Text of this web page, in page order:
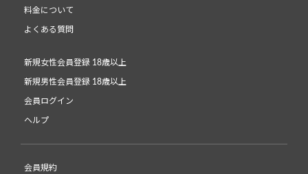
料金について
よくある質問
新規女性会員登録 18歳以上
新規男性会員登録 18歳以上
会員ログイン
ヘルプ
会員規約